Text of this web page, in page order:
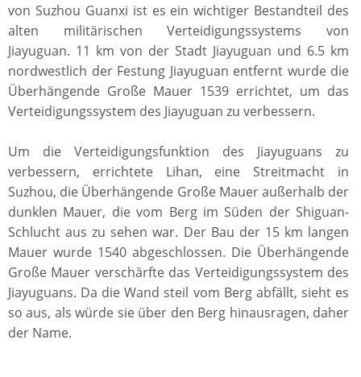
von Suzhou Guanxi ist es ein wichtiger Bestandteil des
alten militärischen Verteidigungssystems von
Jiayuguan. 11 km von der Stadt Jiayuguan und 6.5 km
nordwestlich der Festung Jiayuguan entfernt wurde die
Überhängende Große Mauer 1539 errichtet, um das
Verteidigungssystem des Jiayuguan zu verbessern.
Um die Verteidigungsfunktion des Jiayuguans zu
verbessern, errichtete Lihan, eine Streitmacht in
Suzhou, die Überhängende Große Mauer außerhalb der
dunklen Mauer, die vom Berg im Süden der Shiguan-
Schlucht aus zu sehen war. Der Bau der 15 km langen
Mauer wurde 1540 abgeschlossen. Die Überhängende
Große Mauer verschärfte das Verteidigungssystem des
Jiayuguans. Da die Wand steil vom Berg abfällt, sieht es
so aus, als würde sie über den Berg hinausragen, daher
der Name.